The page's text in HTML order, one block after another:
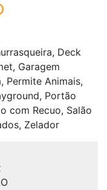
Deck
Garagem
Permite Animais,
Portão
com Recuo, Salão
Zelador